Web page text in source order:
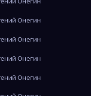
Онегин
Онегин
Онегин
Онегин